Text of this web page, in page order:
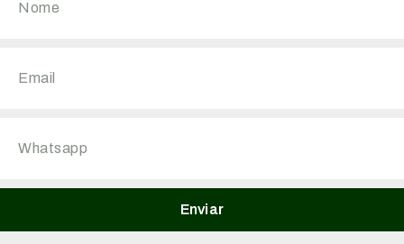
Enviar